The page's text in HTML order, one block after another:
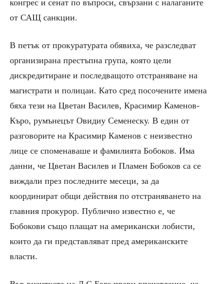
конгрес и сенат по въпроси, свързани с налаганите
от САЩ санкции.
В петък от прокуратурата обявиха, че разследват
организирана престъпна група, която цели
дискредитиране и последващото отстраняване на
магистрати и полицаи. Като сред посочените имена
бяха тези на Цветан Василев, Красимир Каменов-
Къро, румънецът Овидиу Семенеску. В един от
разговорите на Красимир Каменов с неизвестно
лице се споменаваше и фамилията Бобоков. Има
данни, че Цветан Василев и Пламен Бобоков са се
виждали през последните месеци, за да
координират общи действия по отстраняването на
главния прокурор. Публично известно е, че
Бобокови също плащат на американски лобисти,
които да ги представляват пред американските
власти.